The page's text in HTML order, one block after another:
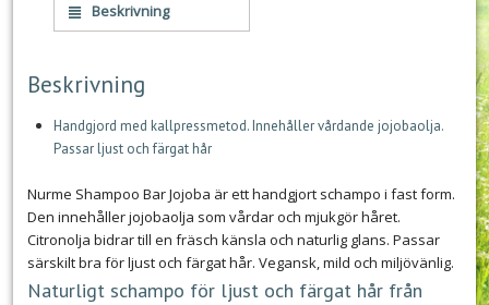
Beskrivning
Beskrivning
Handgjord med kallpressmetod. Innehåller vårdande jojobaolja.
Passar ljust och färgat hår
Nurme Shampoo Bar Jojoba är ett handgjort schampo i fast form.
Den innehåller jojobaolja som vårdar och mjukgör håret.
Citronolja bidrar till en fräsch känsla och naturlig glans. Passar
särskilt bra för ljust och färgat hår. Vegansk, mild och miljövänlig.
Naturligt schampo för ljust och färgat hår från